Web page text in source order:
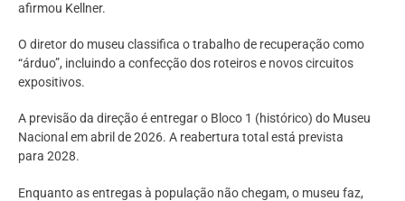
afirmou Kellner.
O diretor do museu classifica o trabalho de recuperação como
“árduo”, incluindo a confecção dos roteiros e novos circuitos
expositivos.
A previsão da direção é entregar o Bloco 1 (histórico) do Museu
Nacional em abril de 2026. A reabertura total está prevista
para 2028.
Enquanto as entregas à população não chegam, o museu faz,